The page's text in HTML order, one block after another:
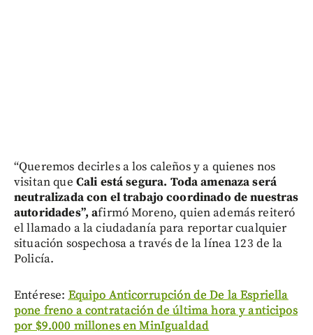
“Queremos decirles a los caleños y a quienes nos
visitan que Cali está segura. Toda amenaza será
neutralizada con el trabajo coordinado de nuestras
autoridades”, afirmó Moreno, quien además reiteró
el llamado a la ciudadanía para reportar cualquier
situación sospechosa a través de la línea 123 de la
Policía.
Entérese: Equipo Anticorrupción de De la Espriella
pone freno a contratación de última hora y anticipos
por $9.000 millones en MinIgualdad